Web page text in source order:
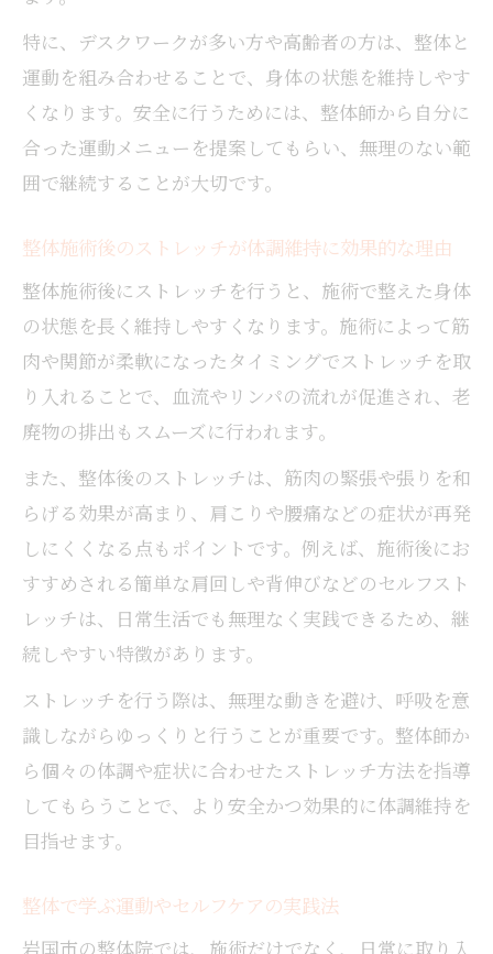
特に、デスクワークが多い方や高齢者の方は、整体と
運動を組み合わせることで、身体の状態を維持しやす
くなります。安全に行うためには、整体師から自分に
合った運動メニューを提案してもらい、無理のない範
囲で継続することが大切です。
整体施術後のストレッチが体調維持に効果的な理由
整体施術後にストレッチを行うと、施術で整えた身体
の状態を長く維持しやすくなります。施術によって筋
肉や関節が柔軟になったタイミングでストレッチを取
り入れることで、血流やリンパの流れが促進され、老
廃物の排出もスムーズに行われます。
また、整体後のストレッチは、筋肉の緊張や張りを和
らげる効果が高まり、肩こりや腰痛などの症状が再発
しにくくなる点もポイントです。例えば、施術後にお
すすめされる簡単な肩回しや背伸びなどのセルフスト
レッチは、日常生活でも無理なく実践できるため、継
続しやすい特徴があります。
ストレッチを行う際は、無理な動きを避け、呼吸を意
識しながらゆっくりと行うことが重要です。整体師か
ら個々の体調や症状に合わせたストレッチ方法を指導
してもらうことで、より安全かつ効果的に体調維持を
目指せます。
整体で学ぶ運動やセルフケアの実践法
岩国市の整体院では、施術だけでなく、日常に取り入